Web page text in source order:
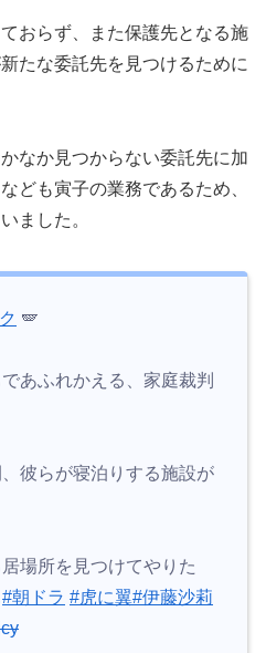
おらず、また保護先となる施
たな委託先を見つけるために
なか見つからない委託先に加
ども寅子の業務であるため、
ました。
🪽
あふれかえる、家庭裁判
彼らが寝泊りする施設が
場所を見つけてやりた
#朝ドラ #虎に翼#伊藤沙莉